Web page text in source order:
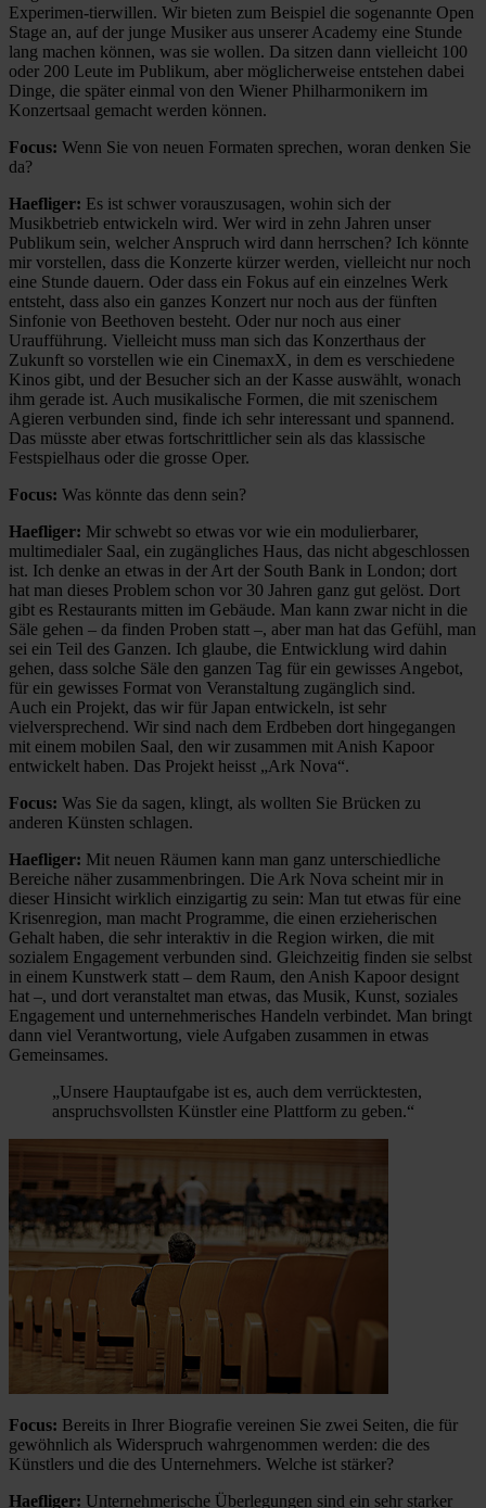
Experimen-tierwillen. Wir bieten zum Beispiel die sogenannte Open
Stage an, auf der junge Musiker aus unserer Academy eine Stunde
lang machen können, was sie wollen. Da sitzen dann vielleicht 100
oder 200 Leute im Publikum, aber möglicherweise entstehen dabei
Dinge, die später einmal von den Wiener Philharmonikern im
Konzertsaal gemacht werden können.
Focus: Wenn Sie von neuen Formaten sprechen, woran denken Sie
da?
Haefliger: Es ist schwer vorauszusagen, wohin sich der
Musikbetrieb entwickeln wird. Wer wird in zehn Jahren unser
Publikum sein, welcher Anspruch wird dann herrschen? Ich könnte
mir vorstellen, dass die Konzerte kürzer werden, vielleicht nur noch
eine Stunde dauern. Oder dass ein Fokus auf ein einzelnes Werk
entsteht, dass also ein ganzes Konzert nur noch aus der fünften
Sinfonie von Beethoven besteht. Oder nur noch aus einer
Uraufführung. Vielleicht muss man sich das Konzerthaus der
Zukunft so vorstellen wie ein CinemaxX, in dem es verschiedene
Kinos gibt, und der Besucher sich an der Kasse auswählt, wonach
ihm gerade ist. Auch musikalische Formen, die mit szenischem
Agieren verbunden sind, finde ich sehr interessant und spannend.
Das müsste aber etwas fortschrittlicher sein als das klassische
Festspielhaus oder die grosse Oper.
Focus: Was könnte das denn sein?
Haefliger: Mir schwebt so etwas vor wie ein modulierbarer,
multimedialer Saal, ein zugängliches Haus, das nicht abgeschlossen
ist. Ich denke an etwas in der Art der South Bank in London; dort
hat man dieses Problem schon vor 30 Jahren ganz gut gelöst. Dort
gibt es Restaurants mitten im Gebäude. Man kann zwar nicht in die
Säle gehen – da finden Proben statt –, aber man hat das Gefühl, man
sei ein Teil des Ganzen. Ich glaube, die Entwicklung wird dahin
gehen, dass solche Säle den ganzen Tag für ein gewisses Angebot,
für ein gewisses Format von Veranstaltung zugänglich sind.
Auch ein Projekt, das wir für Japan entwickeln, ist sehr
vielversprechend. Wir sind nach dem Erdbeben dort hingegangen
mit einem mobilen Saal, den wir zusammen mit Anish Kapoor
entwickelt haben. Das Projekt heisst „Ark Nova“.
Focus: Was Sie da sagen, klingt, als wollten Sie Brücken zu
anderen Künsten schlagen.
Haefliger: Mit neuen Räumen kann man ganz unterschiedliche
Bereiche näher zusammenbringen. Die Ark Nova scheint mir in
dieser Hinsicht wirklich einzigartig zu sein: Man tut etwas für eine
Krisenregion, man macht Programme, die einen erzieherischen
Gehalt haben, die sehr interaktiv in die Region wirken, die mit
sozialem Engagement verbunden sind. Gleichzeitig finden sie selbst
in einem Kunstwerk statt – dem Raum, den Anish Kapoor designt
hat –, und dort veranstaltet man etwas, das Musik, Kunst, soziales
Engagement und unternehmerisches Handeln verbindet. Man bringt
dann viel Verantwortung, viele Aufgaben zusammen in etwas
Gemeinsames.
„Unsere Hauptaufgabe ist es, auch dem verrücktesten,
anspruchsvollsten Künstler eine Plattform zu geben.“
Focus: Bereits in Ihrer Biografie vereinen Sie zwei Seiten, die für
gewöhnlich als Widerspruch wahrgenommen werden: die des
Künstlers und die des Unternehmers. Welche ist stärker?
Haefliger: Unternehmerische Überlegungen sind ein sehr starker